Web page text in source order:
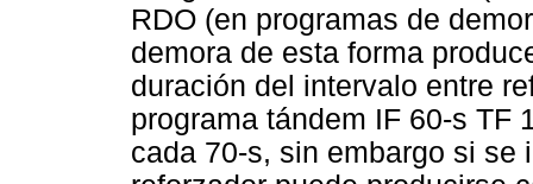
RDO (en programas de
demora de esta forma
duración del intervalo entre
programa tándem IF 60-s TF
cada 70-s, sin embargo si se